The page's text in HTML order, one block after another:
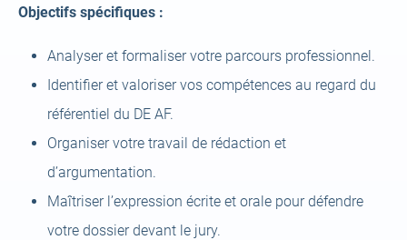
Objectifs spécifiques :
Analyser et formaliser votre parcours professionnel.
Identifier et valoriser vos compétences au regard du
référentiel du DE AF.
Organiser votre travail de rédaction et
d’argumentation.
Maîtriser l’expression écrite et orale pour défendre
votre dossier devant le jury.